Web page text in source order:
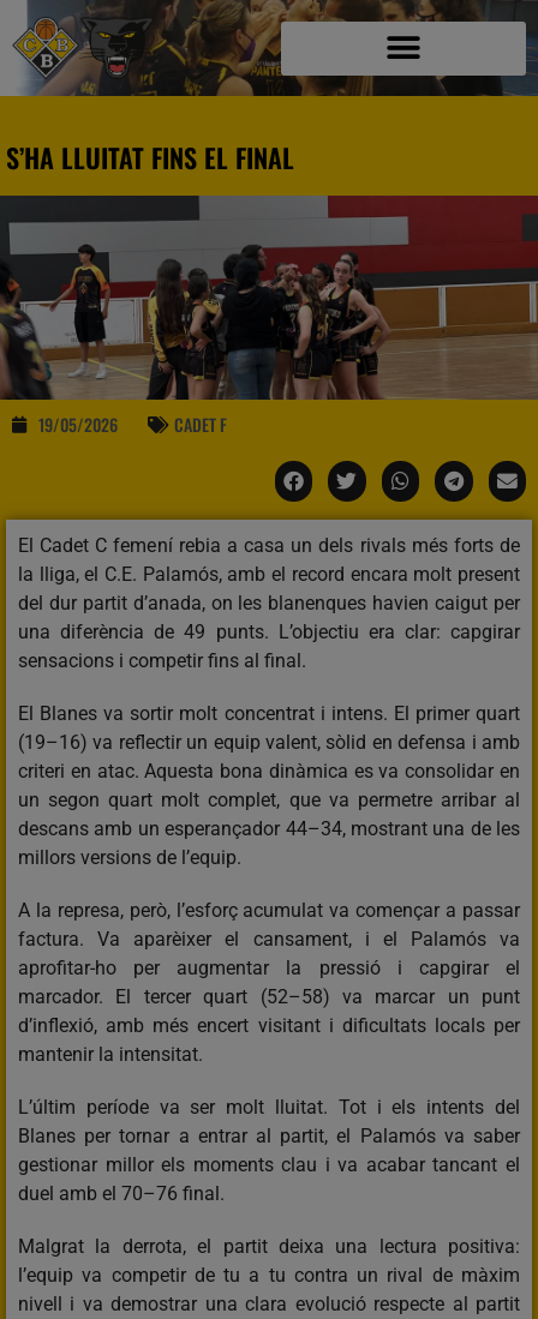
S’HA LLUITAT FINS EL FINAL
19/05/2026 CADET F
El Cadet C femení rebia a casa un dels rivals més forts de
la lliga, el C.E. Palamós, amb el record encara molt present
del dur partit d’anada, on les blanenques havien caigut per
una diferència de 49 punts. L’objectiu era clar: capgirar
sensacions i competir fins al final.
El Blanes va sortir molt concentrat i intens. El primer quart
(19–16) va reflectir un equip valent, sòlid en defensa i amb
criteri en atac. Aquesta bona dinàmica es va consolidar en
un segon quart molt complet, que va permetre arribar al
descans amb un esperançador 44–34, mostrant una de les
millors versions de l’equip.
A la represa, però, l’esforç acumulat va començar a passar
factura. Va aparèixer el cansament, i el Palamós va
aprofitar-ho per augmentar la pressió i capgirar el
marcador. El tercer quart (52–58) va marcar un punt
d’inflexió, amb més encert visitant i dificultats locals per
mantenir la intensitat.
L’últim període va ser molt lluitat. Tot i els intents del
Blanes per tornar a entrar al partit, el Palamós va saber
gestionar millor els moments clau i va acabar tancant el
duel amb el 70–76 final.
Malgrat la derrota, el partit deixa una lectura positiva:
l’equip va competir de tu a tu contra un rival de màxim
nivell i va demostrar una clara evolució respecte al partit